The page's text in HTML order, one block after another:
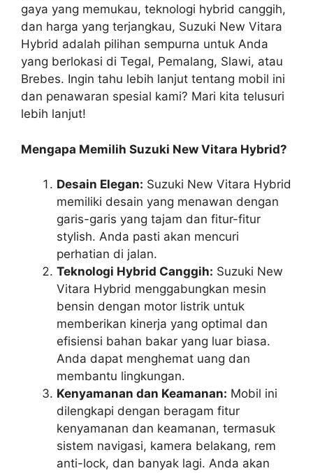
gaya yang memukau, teknologi hybrid canggih,
dan harga yang terjangkau, Suzuki New Vitara
Hybrid adalah pilihan sempurna untuk Anda
yang berlokasi di Tegal, Pemalang, Slawi, atau
Brebes. Ingin tahu lebih lanjut tentang mobil ini
dan penawaran spesial kami? Mari kita telusuri
lebih lanjut!
Mengapa Memilih Suzuki New Vitara Hybrid?
Desain Elegan: Suzuki New Vitara Hybrid
memiliki desain yang menawan dengan
garis-garis yang tajam dan fitur-fitur
stylish. Anda pasti akan mencuri
perhatian di jalan.
Teknologi Hybrid Canggih: Suzuki New
Vitara Hybrid menggabungkan mesin
bensin dengan motor listrik untuk
memberikan kinerja yang optimal dan
efisiensi bahan bakar yang luar biasa.
Anda dapat menghemat uang dan
membantu lingkungan.
Kenyamanan dan Keamanan: Mobil ini
dilengkapi dengan beragam fitur
kenyamanan dan keamanan, termasuk
sistem navigasi, kamera belakang, rem
anti-lock, dan banyak lagi. Anda akan